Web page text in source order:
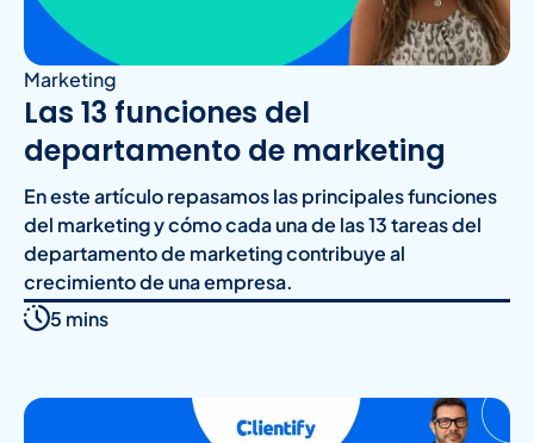
Marketing
Las 13 funciones del
departamento de marketing
En este artículo repasamos las principales funciones
del marketing y cómo cada una de las 13 tareas del
departamento de marketing contribuye al
crecimiento de una empresa.
5 mins